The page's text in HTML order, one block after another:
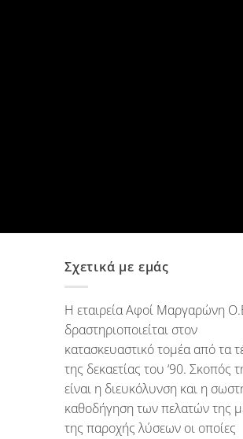
Σχετικά με εμάς
Η εταιρεία Αφοί Μαργαρώνη
δραστηριοποιείται στον
κατασκευαστικό τομέα από τα
της δεκαετίας του ‘90. Σκοπός
είναι η διευκόλυνση και η
καθοδήγηση των πελατών της
της παροχής λύσεων οι οποίες